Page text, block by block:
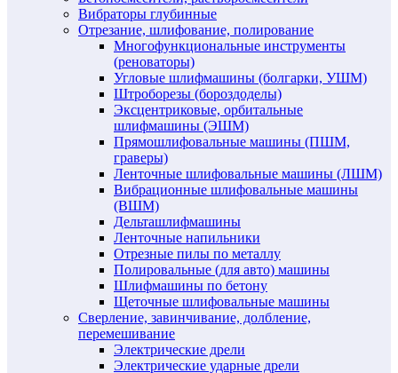
Вибраторы глубинные
Отрезание, шлифование, полирование
Многофункциональные инструменты
(реноваторы)
Угловые шлифмашины (болгарки, УШМ)
Штроборезы (бороздоделы)
Эксцентриковые, орбитальные
шлифмашины (ЭШМ)
Прямошлифовальные машины (ПШМ,
граверы)
Ленточные шлифовальные машины (ЛШМ)
Вибрационные шлифовальные машины
(ВШМ)
Дельташлифмашины
Ленточные напильники
Отрезные пилы по металлу
Полировальные (для авто) машины
Шлифмашины по бетону
Щеточные шлифовальные машины
Сверление, завинчивание, долбление,
перемешивание
Электрические дрели
Электрические ударные дрели